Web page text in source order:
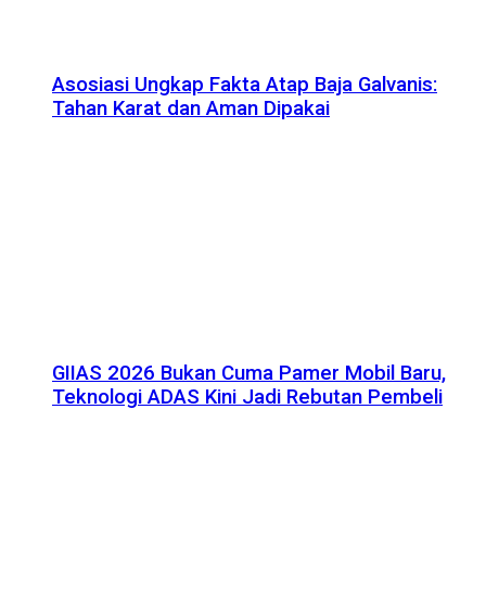
Asosiasi Ungkap Fakta Atap Baja Galvanis:
Tahan Karat dan Aman Dipakai
GIIAS 2026 Bukan Cuma Pamer Mobil Baru,
Teknologi ADAS Kini Jadi Rebutan Pembeli